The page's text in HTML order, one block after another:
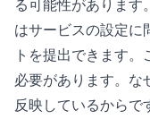
る可能性があります
はサービスの設定に
トを提出できます
必要があります。な
反映しているからで